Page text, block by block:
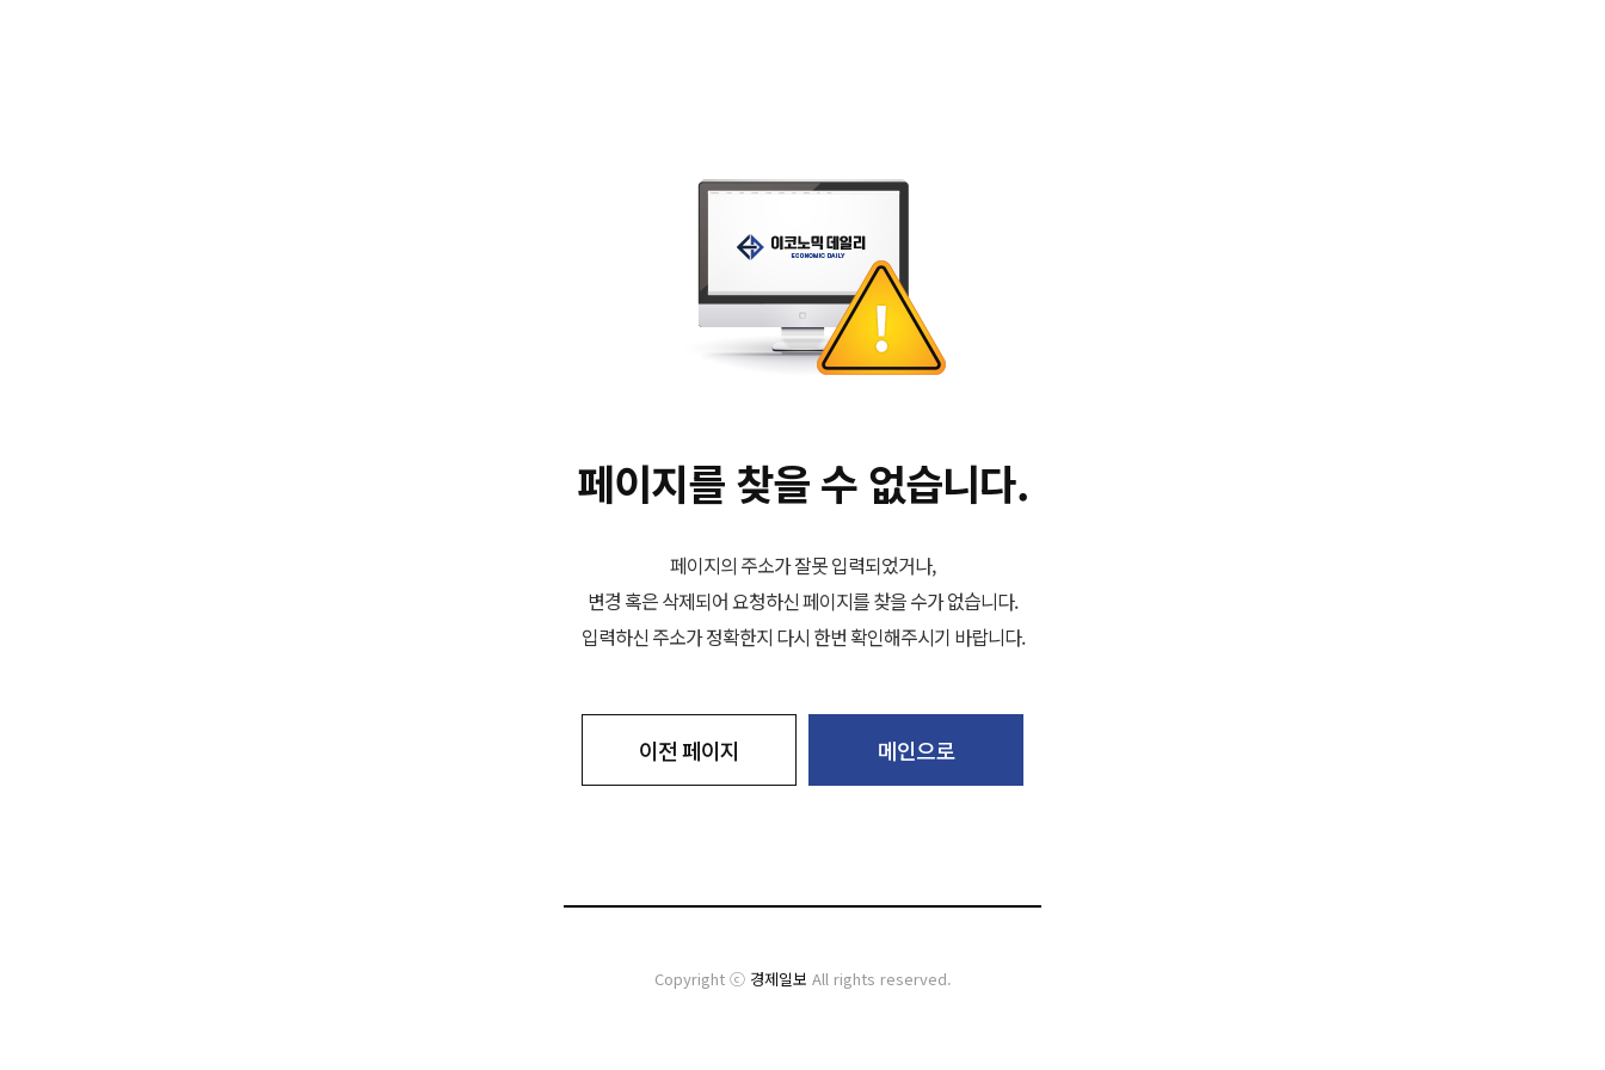
페이지를 찾을 수 없습니다.
페이지의 주소가 잘못 입력되었거나,
변경 혹은 삭제되어 요청하신 페이지를 찾을 수가 없습니다.
입력하신 주소가 정확한지 다시 한번 확인해주시기 바랍니다.
이전 페이지 메인으로
Copyright ⓒ 경제일보 All rights reserved.